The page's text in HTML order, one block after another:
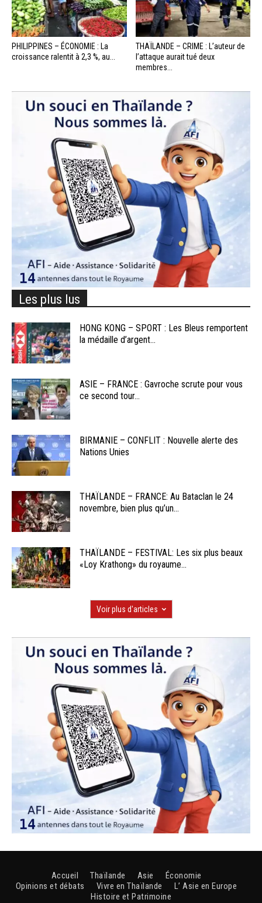
PHILIPPINES – ÉCONOMIE : La
croissance ralentit à 2,3 %, au...
THAÏLANDE – CRIME : L’auteur de
l’attaque aurait tué deux
membres...
Les plus lus
HONG KONG – SPORT : Les Bleus remportent
la médaille d’argent...
ASIE – FRANCE : Gavroche scrute pour vous
ce second tour...
BIRMANIE – CONFLIT : Nouvelle alerte des
Nations Unies
THAÏLANDE – FRANCE: Au Bataclan le 24
novembre, bien plus qu’un...
THAÏLANDE – FESTIVAL: Les six plus beaux
«Loy Krathong» du royaume...
Voir plus d'articles
Accueil Thaïlande Asie
Économie
Opinions et débats
Vivre en Thaïlande
L’ Asie en Europe
Histoire et Patrimoine